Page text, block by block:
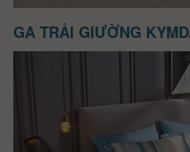
GA TRẢI GIƯỜNG